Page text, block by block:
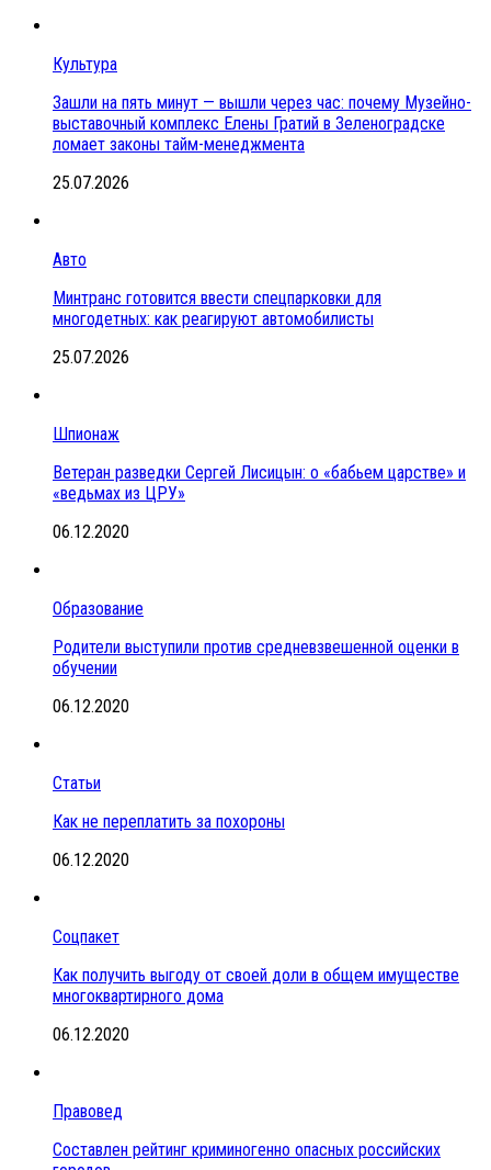
Культура
Зашли на пять минут — вышли через час: почему Музейно-
выставочный комплекс Елены Гратий в Зеленоградске
ломает законы тайм-менеджмента
25.07.2026
Авто
Минтранс готовится ввести спецпарковки для
многодетных: как реагируют автомобилисты
25.07.2026
Шпионаж
Ветеран разведки Сергей Лисицын: о «бабьем царстве» и
«ведьмах из ЦРУ»
06.12.2020
Образование
Родители выступили против средневзвешенной оценки в
обучении
06.12.2020
Статьи
Как не переплатить за похороны
06.12.2020
Соцпакет
Как получить выгоду от своей доли в общем имуществе
многоквартирного дома
06.12.2020
Правовед
Составлен рейтинг криминогенно опасных российских